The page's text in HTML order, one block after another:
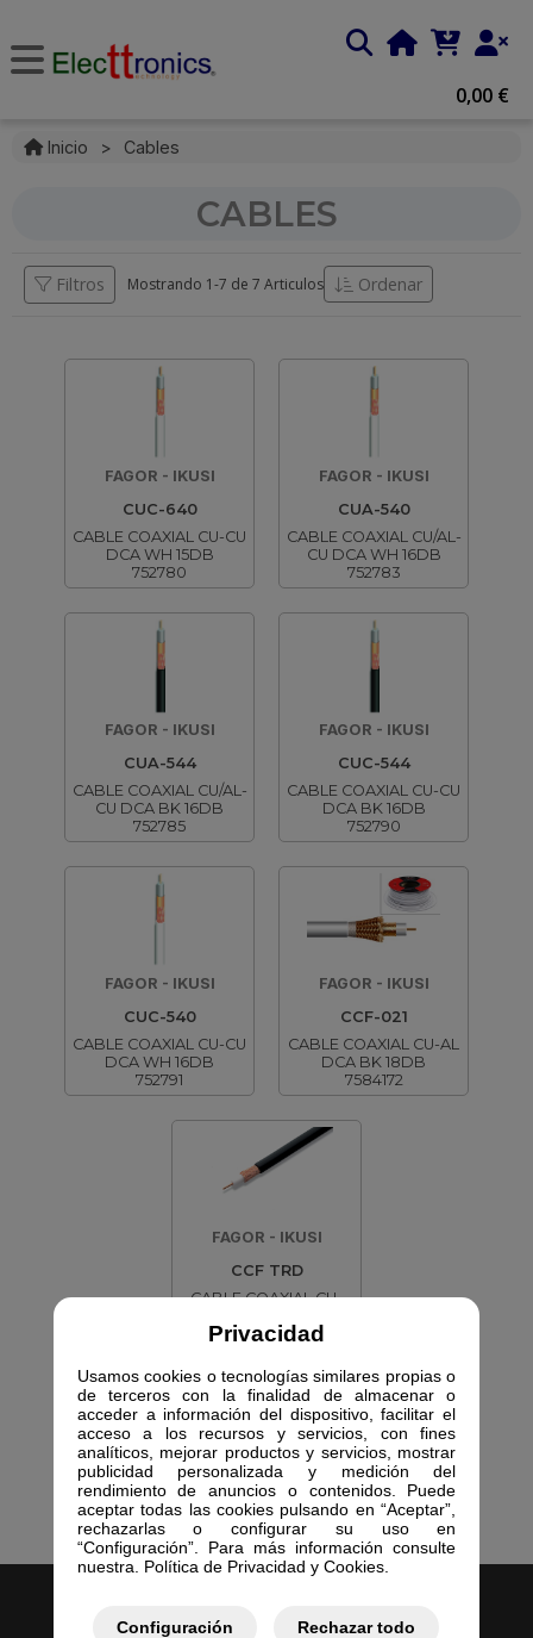
Privacidad
Usamos cookies o tecnologías similares propias o
de terceros con la finalidad de almacenar o
acceder a información del dispositivo, facilitar el
acceso a los recursos y servicios, con fines
analíticos, mejorar productos y servicios, mostrar
publicidad personalizada y medición del
rendimiento de anuncios o contenidos. Puede
aceptar todas las cookies pulsando en “Aceptar”,
rechazarlas o configurar su uso en
“Configuración”. Para más información consulte
nuestra. Política de Privacidad y Cookies.
Configuración Rechazar todo
0,00 €
Inicio > Cables
CABLES
Filtros Mostrando 1-7 de 7 Articulos Ordenar
FAGOR - IKUSI
CUC-640
CABLE COAXIAL CU-CU
DCA WH 15DB
752780
FAGOR - IKUSI
CUA-540
CABLE COAXIAL CU/AL-
CU DCA WH 16DB
752783
FAGOR - IKUSI
CUA-544
CABLE COAXIAL CU/AL-
CU DCA BK 16DB
752785
FAGOR - IKUSI
CUC-544
CABLE COAXIAL CU-CU
DCA BK 16DB
752790
FAGOR - IKUSI
CUC-540
CABLE COAXIAL CU-CU
DCA WH 16DB
752791
FAGOR - IKUSI
CCF-021
CABLE COAXIAL CU-AL
DCA BK 18DB
7584172
FAGOR - IKUSI
CCF TRD
CABLE COAXIAL CU-
7584179